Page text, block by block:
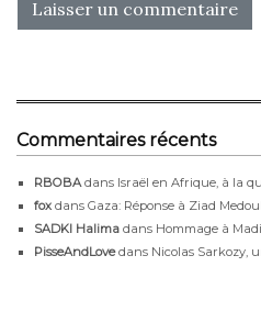
Commentaires récents
RBOBA dans Israël en Afrique, à la
fox dans Gaza: Réponse à Ziad
SADKI Halima dans Hommage à
PisseAndLovedans Nicolas Sarkozy,